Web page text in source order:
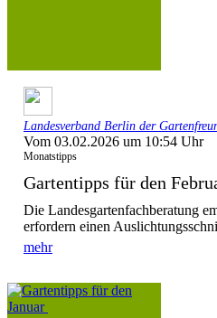
Landesverband Berlin der
Vom 03.02.2026 um 10:54 Uhr
Monatstipps
Gartentipps für den
Die Landesgartenfachberatung
erfordern einen
mehr